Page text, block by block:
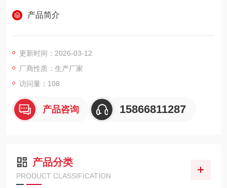
产品简介
更新时间：2026-03-12
厂商性质：生产厂家
访问量：108
产品咨询 15866811287
产品分类
PRODUCT CLASSIFICATION